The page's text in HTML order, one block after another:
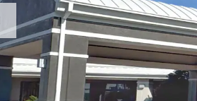
Previous